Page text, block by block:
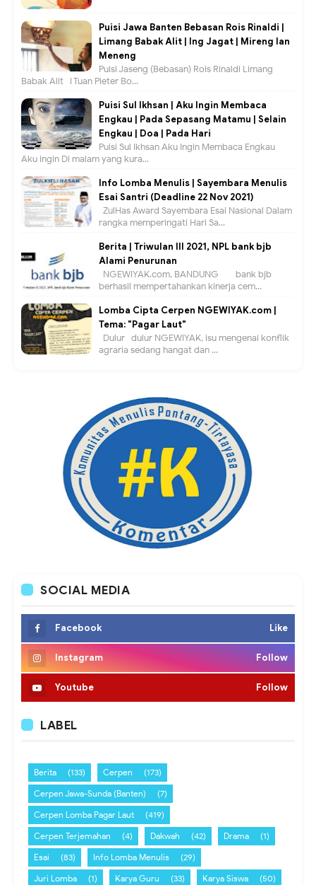
Puisi Jawa Banten Bebasan Rois Rinaldi |
Limang Babak Alit | Ing Jagat | Mireng lan
Meneng
Puisi Jaseng (Bebasan) Rois Rinaldi Limang
Babak Alit I Tuan Pieter Bo...
Puisi Sul Ikhsan | Aku Ingin Membaca
Engkau | Pada Sepasang Matamu | Selain
Engkau | Doa | Pada Hari
Puisi Sul Ikhsan Aku Ingin Membaca Engkau
Aku ingin Di malam yang kura...
Info Lomba Menulis | Sayembara Menulis
Esai Santri (Deadline 22 Nov 2021)
ZulHas Award Sayembara Esai Nasional Dalam
rangka memperingati Hari Sa...
Berita | Triwulan III 2021, NPL bank bjb
Alami Penurunan
NGEWIYAK.com, BANDUNG — bank bjb
berhasil mempertahankan kinerja cem...
Lomba Cipta Cerpen NGEWIYAK.com |
Tema: "Pagar Laut"
Dulur- dulur NGEWIYAK, isu mengenai konflik
agraria sedang hangat dan ...
SOCIAL MEDIA
Facebook Like
Instagram Follow
Youtube Follow
LABEL
Berita (133) Cerpen
(173)
Cerpen Jawa-Sunda (Banten)
(7)
Cerpen Lomba Pagar Laut
(419)
Cerpen Terjemahan
(4) Dakwah (42) Drama
(1)
Esai
(83) Info Lomba Menulis
(29)
Juri Lomba
(1) Karya Guru (33) Karya Siswa
(50)